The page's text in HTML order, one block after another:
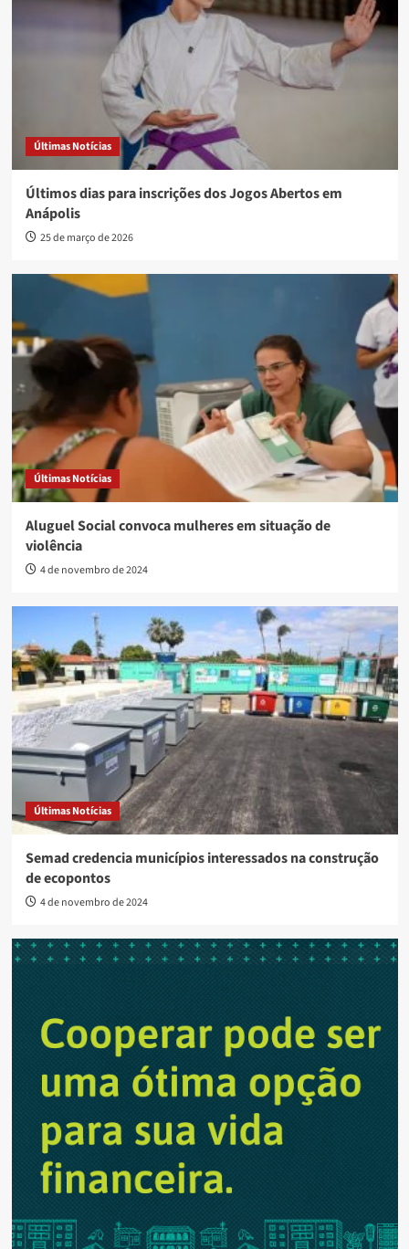
Últimas Notícias
Últimos dias para inscrições dos Jogos Abertos em
Anápolis
25 de março de 2026
Últimas Notícias
Aluguel Social convoca mulheres em situação de
violência
4 de novembro de 2024
Últimas Notícias
Semad credencia municípios interessados na construção
de ecopontos
4 de novembro de 2024